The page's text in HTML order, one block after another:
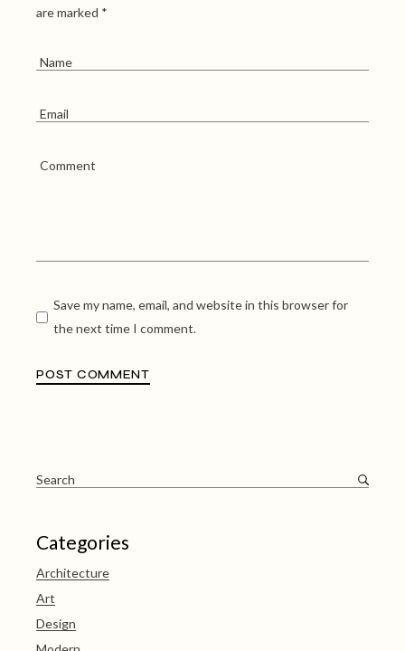
are marked *
Save my name, email, and website in this browser for
the next time I comment.
POST COMMENT
Categories
Architecture
Art
Design